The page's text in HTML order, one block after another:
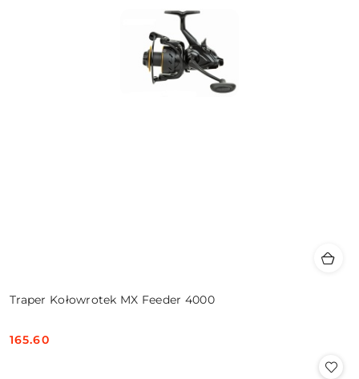
Traper Kołowrotek MX Feeder 4000
Cena:
165.60